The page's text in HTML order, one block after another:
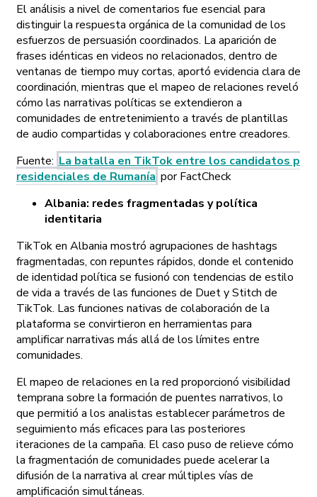
El análisis a nivel de comentarios fue esencial para
distinguir la respuesta orgánica de la comunidad de los
esfuerzos de persuasión coordinados. La aparición de
frases idénticas en videos no relacionados, dentro de
ventanas de tiempo muy cortas, aportó evidencia clara de
coordinación, mientras que el mapeo de relaciones reveló
cómo las narrativas políticas se extendieron a
comunidades de entretenimiento a través de plantillas
de audio compartidas y colaboraciones entre creadores.
Fuente: La batalla en TikTok entre los candidatos p
residenciales de Rumanía por FactCheck
Albania: redes fragmentadas y política
identitaria
TikTok en Albania mostró agrupaciones de hashtags
fragmentadas, con repuntes rápidos, donde el contenido
de identidad política se fusionó con tendencias de estilo
de vida a través de las funciones de Duet y Stitch de
TikTok. Las funciones nativas de colaboración de la
plataforma se convirtieron en herramientas para
amplificar narrativas más allá de los límites entre
comunidades.
El mapeo de relaciones en la red proporcionó visibilidad
temprana sobre la formación de puentes narrativos, lo
que permitió a los analistas establecer parámetros de
seguimiento más eficaces para las posteriores
iteraciones de la campaña. El caso puso de relieve cómo
la fragmentación de comunidades puede acelerar la
difusión de la narrativa al crear múltiples vías de
amplificación simultáneas.